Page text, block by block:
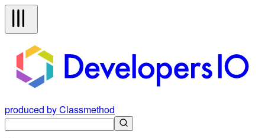
produced by Classmethod